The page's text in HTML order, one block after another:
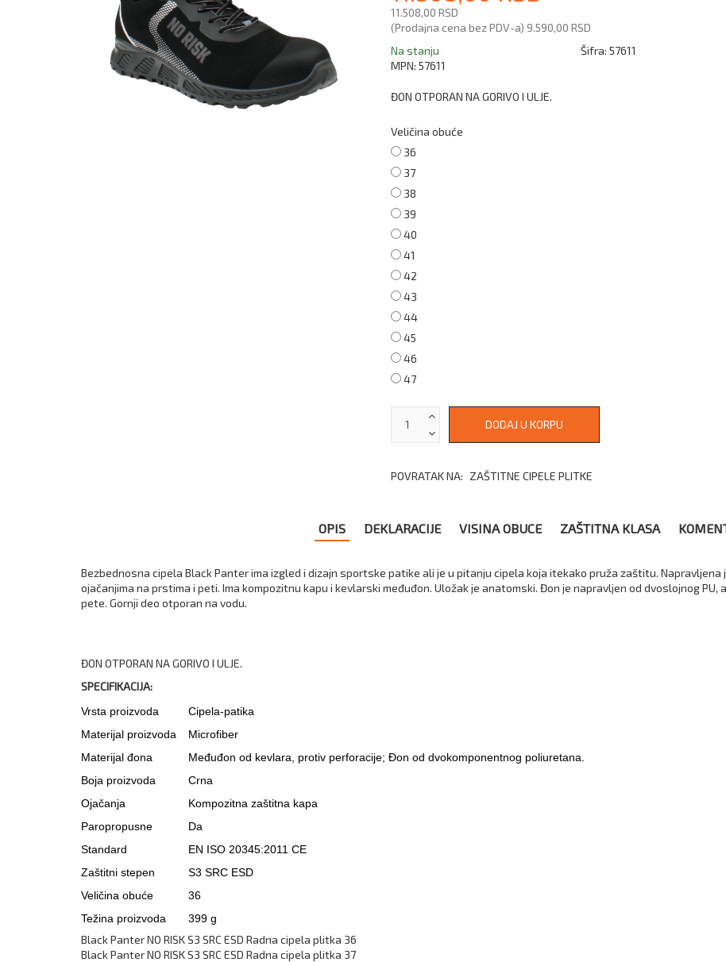
03
plave
11.508,00 RSD
(Prodajna cena bez PDV-a) 9.590,00 RSD
Na stanju
Šifra: 57611
MPN: 57611
ĐON OTPORAN NA GORIVO I ULJE.
Veličina obuće
36
37
38
39
40
41
42
43
44
45
46
47
POVRATAK NA: ZAŠTITNE CIPELE PLITKE
OPIS DEKLARACIJE VISINA OBUCE ZAŠTITNA KLASA
Bezbednosna cipela Black Panter ima izgled i dizajn sportske patike ali je u pitanju cipela koja itekako pruža zaštitu. Napravljena
ojačanjima na prstima i peti. Ima kompozitnu kapu i kevlarski međuđon. Uložak je anatomski. Đon je napravljen od dvoslojnog
pete. Gornji deo otporan na vodu.
ĐON OTPORAN NA GORIVO I ULJE.
SPECIFIKACIJA:
Vrsta proizvoda
Cipela-patika
Materijal proizvoda
Microfiber
Materijal đona
Međuđon od kevlara, protiv perforacije; Đon od dvokomponentnog poliuretana.
Boja proizvoda
Crna
Ojačanja
Kompozitna zaštitna kapa
Paropropusne
Da
Standard
EN ISO 20345:2011 CE
Zaštitni stepen
S3 SRC ESD
Veličina obuće
36
Težina proizvoda
399 g
Black Panter NO RISK S3 SRC ESD Radna cipela plitka 36
Black Panter NO RISK S3 SRC ESD Radna cipela plitka 37